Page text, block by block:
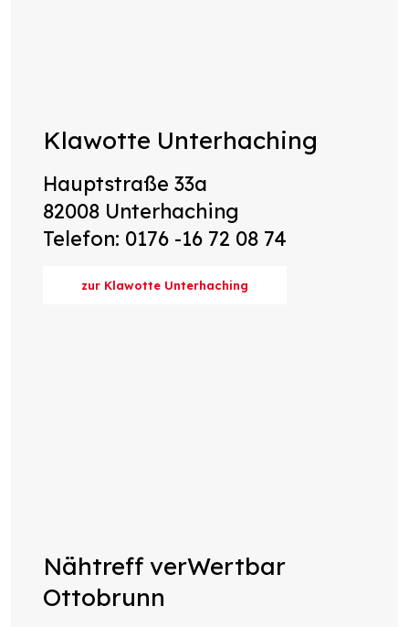
Klawotte Unterhaching
Hauptstraße 33a
82008 Unterhaching
Telefon: 0176 -16 72 08 74
zur Klawotte Unterhaching
Nähtreff verWertbar
Ottobrunn